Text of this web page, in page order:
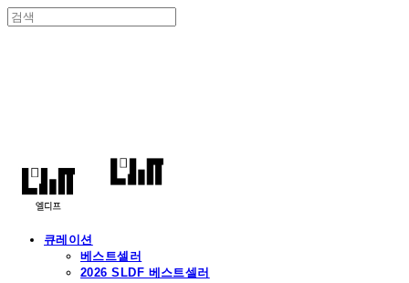
큐레이션
베스트셀러
2026 SLDF 베스트셀러